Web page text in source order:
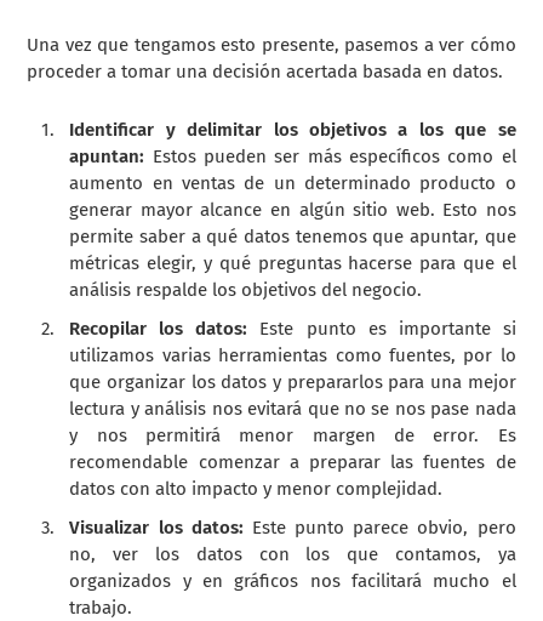
Una vez que tengamos esto presente, pasemos a ver cómo
proceder a tomar una decisión acertada basada en datos.
Identificar y delimitar los objetivos a los que se
apuntan: Estos pueden ser más específicos como el
aumento en ventas de un determinado producto o
generar mayor alcance en algún sitio web. Esto nos
permite saber a qué datos tenemos que apuntar, que
métricas elegir, y qué preguntas hacerse para que el
análisis respalde los objetivos del negocio.
Recopilar los datos: Este punto es importante si
utilizamos varias herramientas como fuentes, por lo
que organizar los datos y prepararlos para una mejor
lectura y análisis nos evitará que no se nos pase nada
y nos permitirá menor margen de error. Es
recomendable comenzar a preparar las fuentes de
datos con alto impacto y menor complejidad.
Visualizar los datos: Este punto parece obvio, pero
no, ver los datos con los que contamos, ya
organizados y en gráficos nos facilitará mucho el
trabajo.